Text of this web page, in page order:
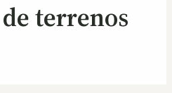
terrenos